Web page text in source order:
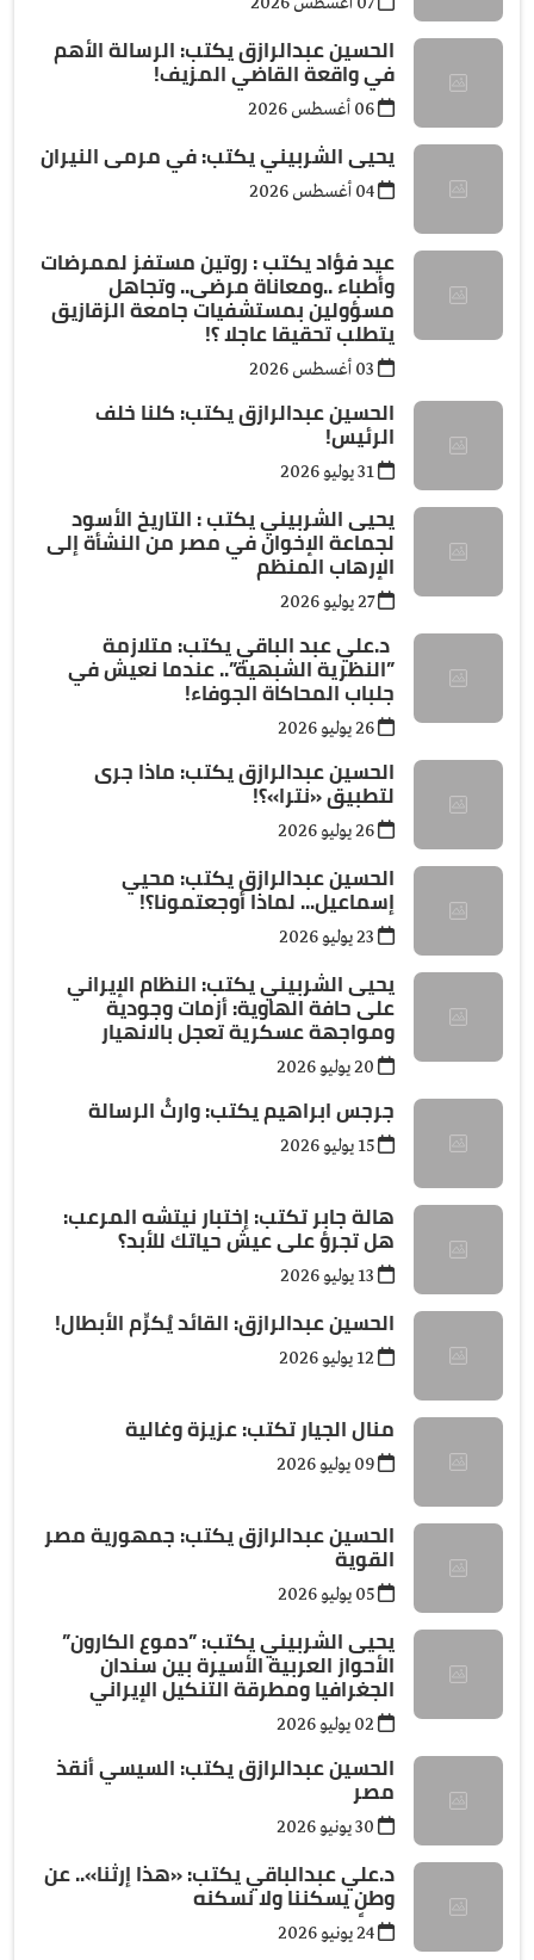
الحسين عبدالرازق يكتب: الرسالة الأهم
في واقعة القاضي المزيف!
يحيى الشربيني يكتب: في مرمى النيران
عيد فؤاد يكتب : روتين مستفز لممرضات
وأطباء ..ومعاناة مرضى.. وتجاهل
مسؤولين بمستشفيات جامعة الزقازيق
يتطلب تحقيقا عاجلا ؟!
الحسين عبدالرازق يكتب: كلنا خلف
الرئيس!
يحيى الشربيني يكتب : التاريخ الأسود
لجماعة الإخوان في مصر من النشأة إلى
الإرهاب المنظم
27 يوليو 2026
د.علي عبد الباقي يكتب: ​متلازمة
”النظرية الشبهية”.. عندما نعيش في
جلباب المحاكاة الجوفاء!
الحسين عبدالرازق يكتب: ماذا جرى
لتطبيق «نترا»؟!
الحسين عبدالرازق يكتب: محيي
إسماعيل... لماذا أوجعتمونا؟!
يحيى الشربيني يكتب: النظام الإيراني
على حافة الهاوية: أزمات وجودية
ومواجهة عسكرية تعجل بالانهيار
جرجس ابراهيم يكتب: وارثُ الرسالة
هالة جابر تكتب: إختبار نيتشه المرعب:
هل تجرؤ على عيش حياتك للأبد؟
الحسين عبدالرازق: القائد يُكرِّم الأبطال!
منال الجيار تكتب: عزيزة وغالية
الحسين عبدالرازق يكتب: جمهورية مصر
القوية
يحيى الشربيني يكتب: ”دموع الكارون”
الأحواز العربية الأسيرة بين سندان
الجغرافيا ومطرقة التنكيل الإيراني
الحسين عبدالرازق يكتب: السيسي أنقذ
مصر
د.علي عبدالباقي يكتب: ​«هذا إرثنا».. عن
وطنٍ يسكننا ولا نسكنه